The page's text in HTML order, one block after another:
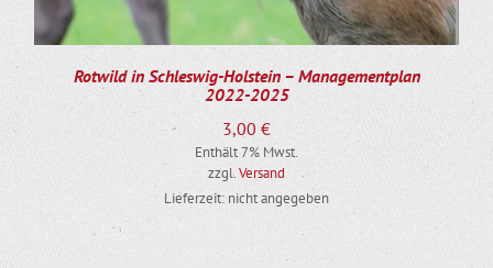
Rotwild in Schleswig-Holstein – Managementplan
2022-2025
3,00 €
Enthält 7% Mwst.
zzgl.Versand
Lieferzeit: nicht angegeben